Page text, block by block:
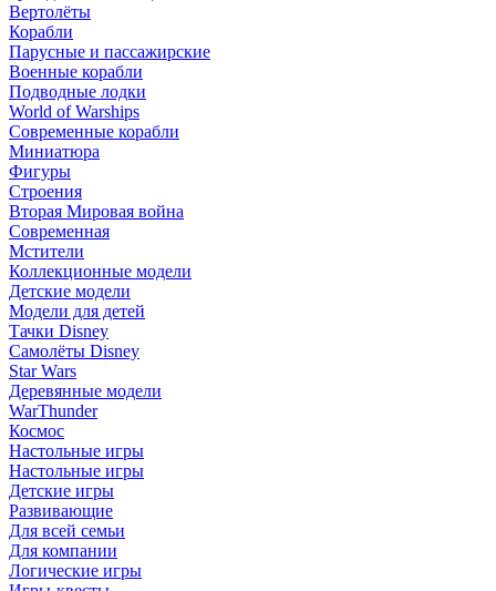
Вертолёты
Корабли
Парусные и пассажирские
Военные корабли
Подводные лодки
World of Warships
Современные корабли
Миниатюра
Фигуры
Строения
Вторая Мировая война
Современная
Мстители
Коллекционные модели
Детские модели
Модели для детей
Тачки Disney
Самолёты Disney
Star Wars
Деревянные модели
WarThunder
Космос
Настольные игры
Настольные игры
Детские игры
Развивающие
Для всей семьи
Для компании
Логические игры